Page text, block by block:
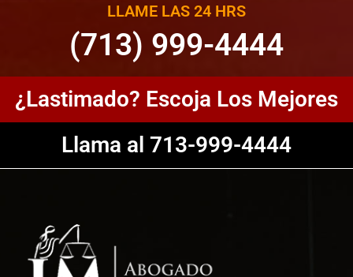
LLAME LAS 24 HRS
(713) 999-4444
¿Lastimado? Escoja Los Mejores
Llama al 713-999-4444